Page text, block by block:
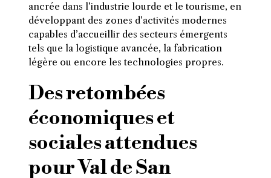
ancrée dans l’industrie lourde et le tourisme, en
développant des zones d’activités modernes
capables d’accueillir des secteurs émergents
tels que la logistique avancée, la fabrication
légère ou encore les technologies propres.
Des retombées
économiques et
sociales attendues
pour Val de San